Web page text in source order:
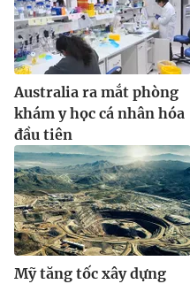
Australia ra mắt phòng
khám y học cá nhân hóa
đầu tiên
Mỹ tăng tốc xây dựng